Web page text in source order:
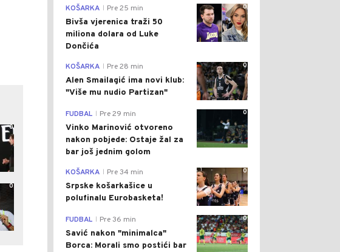
0
0
0
KOŠARKA Pre 25 min
Bivša vjerenica traži 50
miliona dolara od Luke
Dončića
0
KOŠARKA Pre 28 min
Alen Smailagić ima novi klub:
"Više mu nudio Partizan"
0
FUDBAL Pre 29 min
Vinko Marinović otvoreno
nakon pobjede: Ostaje žal za
bar još jednim golom
0
KOŠARKA Pre 34 min
Srpske košarkašice u
polufinalu Eurobasketa!
0
FUDBAL Pre 36 min
Savić nakon "minimalca"
Borca: Morali smo postići bar